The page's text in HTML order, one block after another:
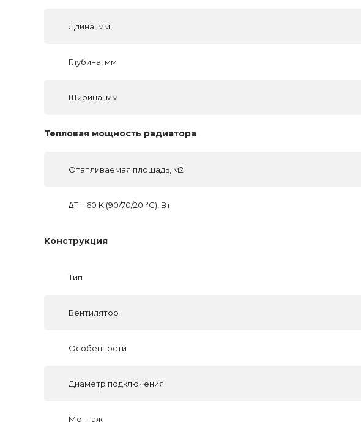
Длина, мм
Глубина, мм
Ширина, мм
Тепловая мощность радиатора
Отапливаемая площадь, м2
ΔT = 60 K (90/70/20 °C), Вт
Конструкция
Тип
Вентилятор
Особенности
Диаметр подключения
Монтаж